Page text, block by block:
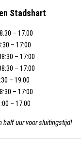
Stadshart
– 17:00
– 17:00
– 17:00
– 17:00
– 19:00
– 17:00
– 17:00
half uur voor sluitingstijd!